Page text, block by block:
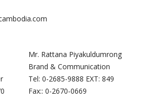
Mr. Rattana Piyakuldumrong
Brand & Communication
Tel: 0-2685-9888 EXT: 849
Fax:: 0-2670-0669